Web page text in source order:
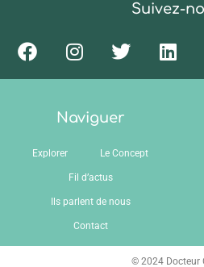
Suivez-
Naviguer
Explorer Le Concept
Fil d’actus
Ils parlent de nous
Contact
© 2024 Docteur